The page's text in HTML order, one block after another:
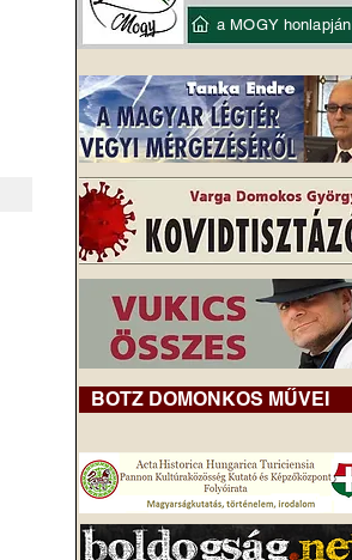
BOTZ DOMONKOS MŰVEI
a MOGY honlapján